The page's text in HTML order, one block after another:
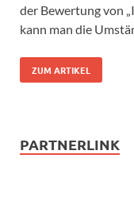
der Bewertung von
kann man die
ZUM ARTIKEL
PARTNERLINK